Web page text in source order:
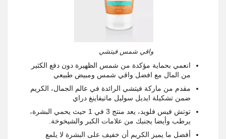
واقي شمس فيتشي
انعمي بحماية مؤكدة من شمس الظهيرة دون دفع الكثير
من المال مع افضل واقي شمس ومبيض طبيعي
مقدم من ماركة فيتشي الرائدة في عالم الجمال، الكريم
ضمن تشكيلة ايديل سوليل ماتيفاينغ دراي
توتش فيس فلويد، يعد منتج 3 في 1 حيث يحمي البشرة،
يرطب وأيضا يجنبك من علامات الكبر والشيخوخة.
أفضل ما يميز الكريم أن خفيف على البشرة لا يلمع